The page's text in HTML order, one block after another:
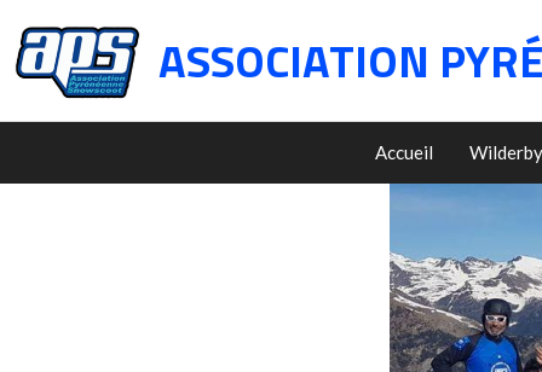
ASSOCIATION
Accueil Wilderby